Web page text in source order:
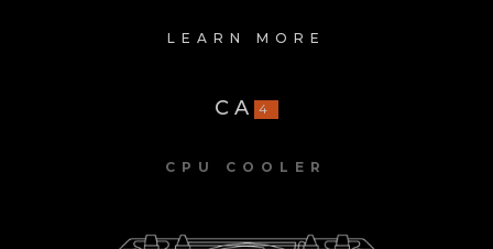
LEARN MORE
CA 4
CPU COOLER